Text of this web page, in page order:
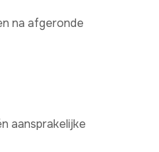
na afgeronde
aansprakelijke